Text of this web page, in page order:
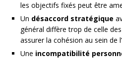
les objectifs fixés peut être
Un désaccord stratégique
général diffère trop de celle
assurer la cohésion au sein de
Une incompatibilité